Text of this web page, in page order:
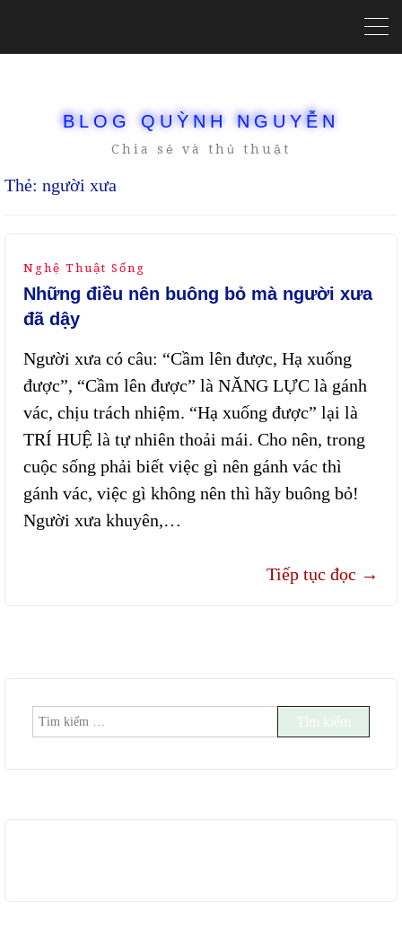
BLOG QUỲNH NGUYỄN
Chia sẻ và thủ thuật
Thẻ: người xưa
Nghệ Thuật Sống
Những điều nên buông bỏ mà người xưa
đã dậy
Người xưa có câu: “Cầm lên được, Hạ xuống
được”, “Cầm lên được” là NĂNG LỰC là gánh
vác, chịu trách nhiệm. “Hạ xuống được” lại là
TRÍ HUỆ là tự nhiên thoải mái. Cho nên, trong
cuộc sống phải biết việc gì nên gánh vác thì
gánh vác, việc gì không nên thì hãy buông bỏ!
Người xưa khuyên,…
Tiếp tục đọc →
Tìm